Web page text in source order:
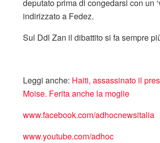
deputato prima di congedarsi con un
indirizzato a Fedez.
Sul Ddl Zan il dibattito si fa sempre
Leggi anche: Haiti, assassinato il
Moise. Ferita anche la moglie
www.facebook.com/adhocnewsitalia
www.youtube.com/adhoc